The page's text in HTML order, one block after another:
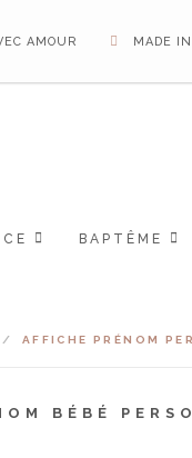
AMOUR MADE
BAPTÊME
/ AFFICHE PRÉNOM
BÉBÉ